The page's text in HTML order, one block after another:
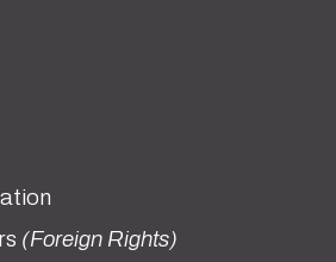
(Foreign Rights)